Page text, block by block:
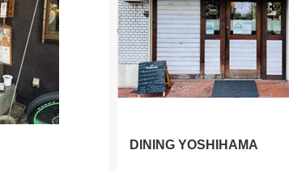
DINING YOSHIHAMA